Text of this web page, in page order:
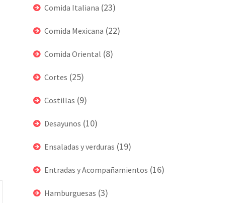
Comida Italiana (23)
Comida Mexicana (22)
Comida Oriental (8)
Cortes (25)
Costillas (9)
Desayunos (10)
Ensaladas y verduras (19)
Entradas y Acompañamientos (16)
Hamburguesas (3)